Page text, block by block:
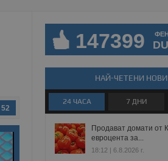
52
147399
НАЙ-ЧЕТЕНИ
24 ЧАСА 7 ДНИ
Продават домати от
евроцента за...
18:12 | 6.8.2026 г.